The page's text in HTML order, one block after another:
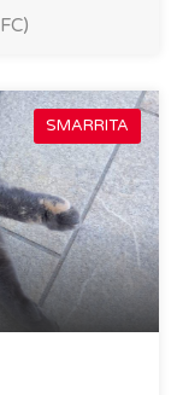
SMARRITA